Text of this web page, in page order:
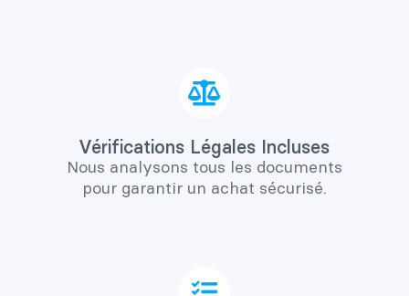
Vérifications Légales Incluses
Nous analysons tous les documents
pour garantir un achat sécurisé.